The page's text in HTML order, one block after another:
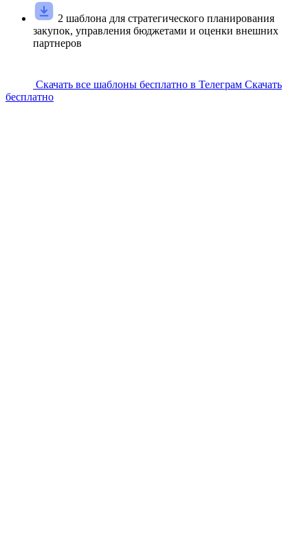
2 шаблона для стратегического планирования
закупок, управления бюджетами и оценки внешних
партнеров
Скачать все шаблоны бесплатно в Телеграм Скачать
бесплатно